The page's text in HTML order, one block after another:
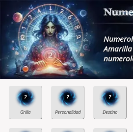
Amarilla
? ? ?